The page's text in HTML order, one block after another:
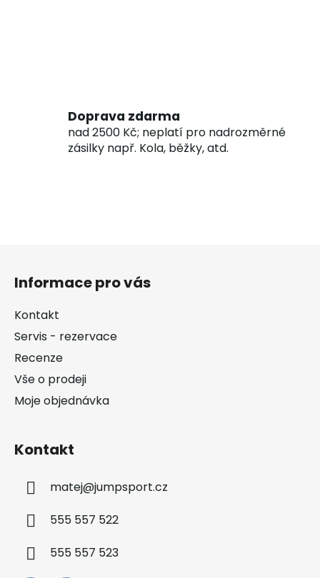
Doprava zdarma
nad 2500 Kč; neplatí pro nadrozměrné
zásilky např. Kola, běžky, atd.
Informace pro vás
Kontakt
Servis - rezervace
Recenze
Vše o prodeji
Moje objednávka
Kontakt
matej@jumpsport.cz
555 557 522
555 557 523